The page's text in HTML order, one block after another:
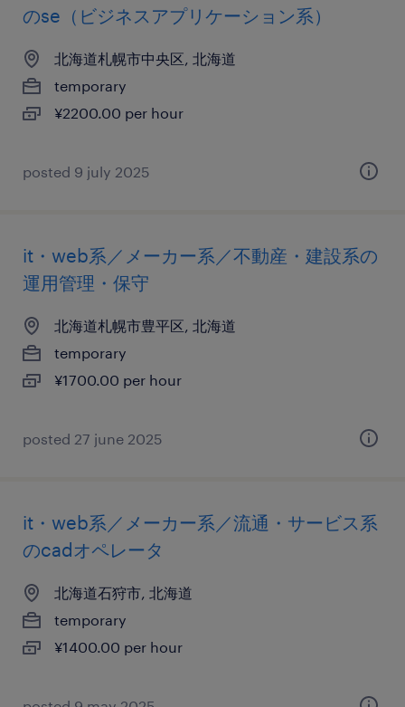
のse（ビジネスアプリケーション系）
北海道札幌市中央区, 北海道
temporary
¥2200.00 per hour
posted 9 july 2025
it・web系／メーカー系／不動産・建設系の
運用管理・保守
北海道札幌市豊平区, 北海道
temporary
¥1700.00 per hour
posted 27 june 2025
it・web系／メーカー系／流通・サービス系
のcadオペレータ
北海道石狩市, 北海道
temporary
¥1400.00 per hour